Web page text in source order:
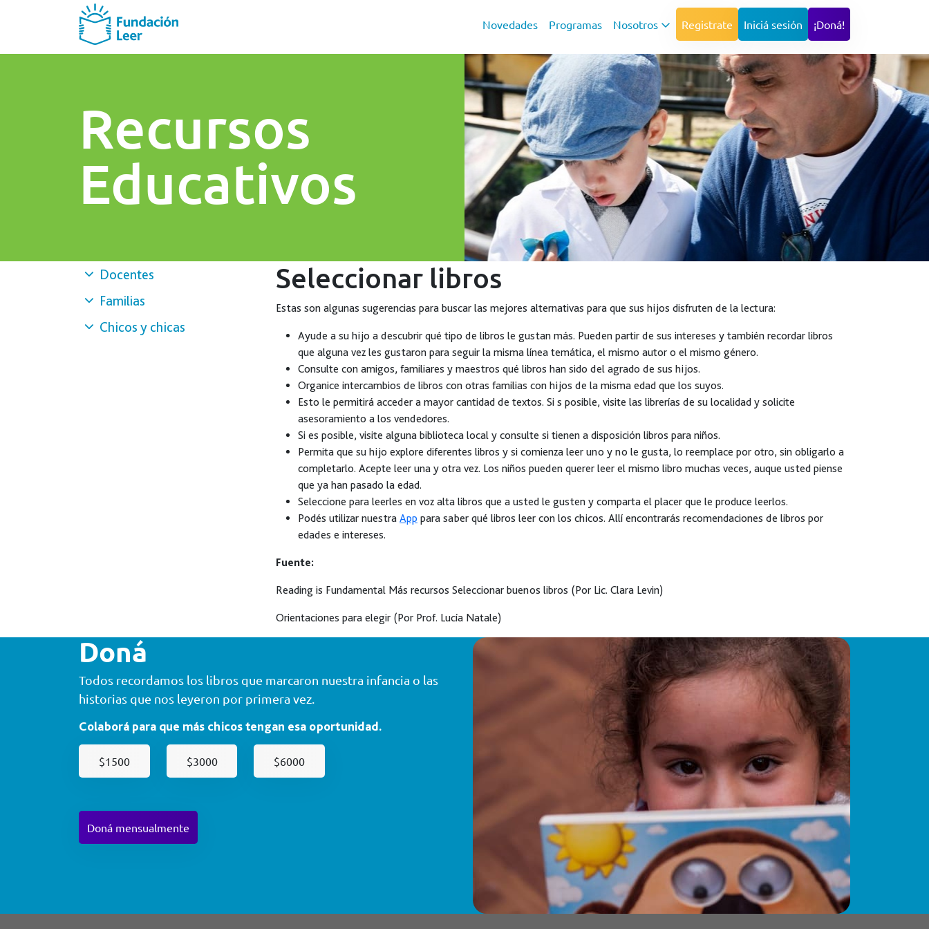
Novedades Programas Nosotros Registrate Iniciá sesión ¡Doná!
Recursos
Educativos
Docentes
Familias
Chicos y chicas
Seleccionar libros
Estas son algunas sugerencias para buscar las mejores alternativas para que sus hijos disfruten de la lectura:
Ayude a su hijo a descubrir qué tipo de libros le gustan más. Pueden partir de sus intereses y también recordar libros
que alguna vez les gustaron para seguir la misma línea temática, el mismo autor o el mismo género.
Consulte con amigos, familiares y maestros qué libros han sido del agrado de sus hijos.
Organice intercambios de libros con otras familias con hijos de la misma edad que los suyos.
Esto le permitirá acceder a mayor cantidad de textos. Si s posible, visite las librerías de su localidad y solicite
asesoramiento a los vendedores.
Si es posible, visite alguna biblioteca local y consulte si tienen a disposición libros para niños.
Permita que su hijo explore diferentes libros y si comienza leer uno y no le gusta, lo reemplace por otro, sin obligarlo a
completarlo. Acepte leer una y otra vez. Los niños pueden querer leer el mismo libro muchas veces, auque usted piense
que ya han pasado la edad.
Seleccione para leerles en voz alta libros que a usted le gusten y comparta el placer que le produce leerlos.
Podés utilizar nuestra App para saber qué libros leer con los chicos. Allí encontrarás recomendaciones de libros por
edades e intereses.
Fuente:
Reading is Fundamental Más recursos Seleccionar buenos libros (Por Lic. Clara Levin)
Orientaciones para elegir (Por Prof. Lucía Natale)
Doná
Todos recordamos los libros que marcaron nuestra infancia o las
historias que nos leyeron por primera vez.
Colaborá para que más chicos tengan esa oportunidad.
$1500 $3000 $6000
Doná mensualmente